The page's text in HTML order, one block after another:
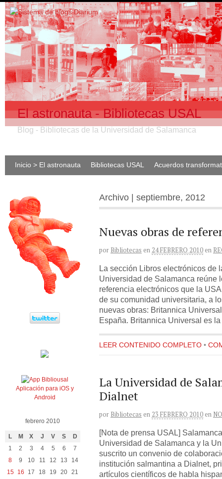
El astronauta - Bibliotecas USAL
Blog - Bibliotecas de la Universidad de Salamanca
Inicio > El astronauta Bibliotecas USAL Acuerdos
Archivo | septiembre, 2012
Nuevas obras de
por Bibliotecas en 24 FEBRERO 2010 en
La sección Libros electrónicos de
Universidad de Salamanca reúne
referencia electrónicos que la
de su comunidad universitaria, a
nuevas obras: Britannica
España. Britannica Universal es
LEER CONTENIDO COMPLETO •
La Universidad de
Dialnet
por Bibliotecas en 23 FEBRERO 2010 en
[Nota de prensa USAL]
Universidad de Salamanca y la
suscrito un convenio de
institución salmantina a Dialnet,
artículos científicos de habla
Aplicación para iOS y
Android
febrero 2010
L M X J V S D
1 2 3 4 5 6
7
8
9 10 11 12 13
14
15
16 17 18 19 20 21